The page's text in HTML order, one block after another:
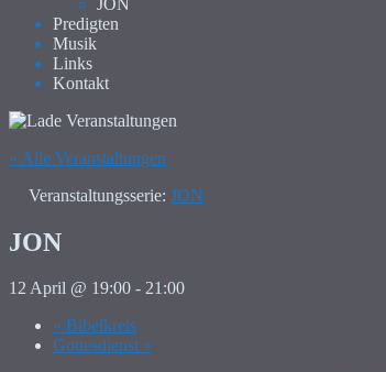
Predigten
Musik
Links
Kontakt
« Alle Veranstaltungen
Veranstaltungsserie: JON
JON
12 April @ 19:00 - 21:00
« Bibelkreis
Gottesdienst »